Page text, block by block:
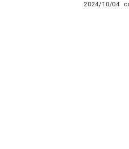
2024/10/04